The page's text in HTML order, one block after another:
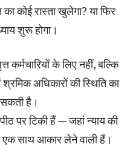
कोई रास्ता खुलेगा? या फिर
शुरू होगा।
कर्मचारियों के लिए नहीं, बल्कि
अधिकारों की स्थिति का
है।
पर टिकी हैं — जहां न्याय की
एक साथ आकार लेने वाली हैं।